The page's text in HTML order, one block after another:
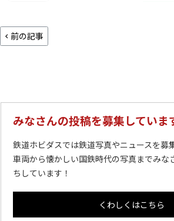
前の記事
みなさんの投稿を募集していま
鉄道ホビダスでは鉄道写真やニュースを募
車両から懐かしい国鉄時代の写真までみな
ちしています！
くわしくはこちら